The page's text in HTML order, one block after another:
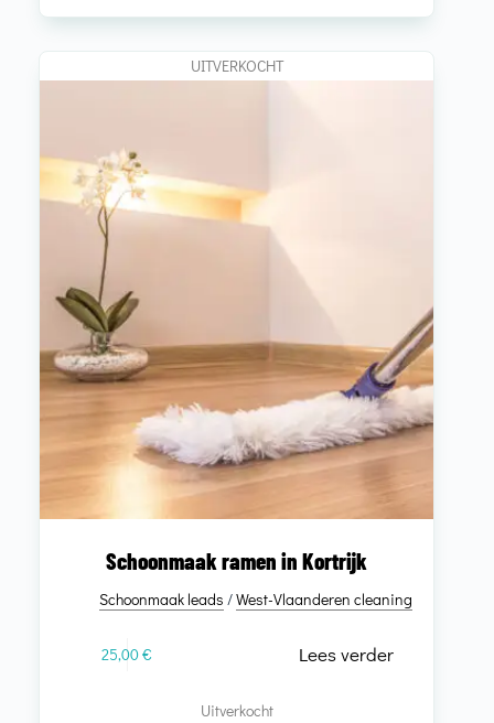
UITVERKOCHT
Schoonmaak ramen in Kortrijk
Schoonmaak leads /West-Vlaanderen cleaning
25,00€ Lees verder
Uitverkocht